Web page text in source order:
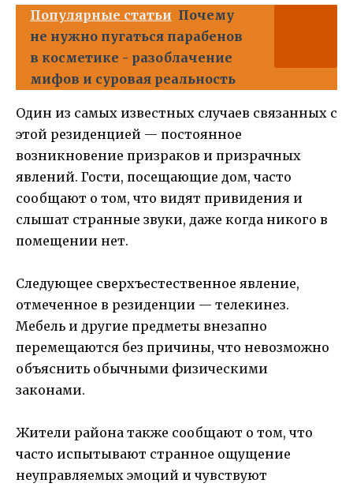
Популярные статьи Почему
не нужно пугаться парабенов
в косметике - разоблачение
мифов и суровая реальность
Один из самых известных случаев связанных с
этой резиденцией — постоянное
возникновение призраков и призрачных
явлений. Гости, посещающие дом, часто
сообщают о том, что видят привидения и
слышат странные звуки, даже когда никого в
помещении нет.
Следующее сверхъестественное явление,
отмеченное в резиденции — телекинез.
Мебель и другие предметы внезапно
перемещаются без причины, что невозможно
объяснить обычными физическими
законами.
Жители района также сообщают о том, что
часто испытывают странное ощущение
неуправляемых эмоций и чувствуют